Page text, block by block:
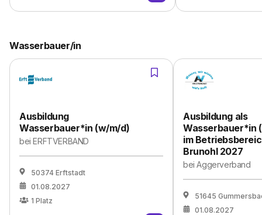
Wasserbauer/in
Ausbildung
Wasserbauer*in (w/m/d)
beiERFTVERBAND
50374 Erftstadt
01.08.2027
1 Platz
Ausbildung als
Wasserbauer*in
im
Brunohl 2027
beiAggerverband
51645
01.08.2027